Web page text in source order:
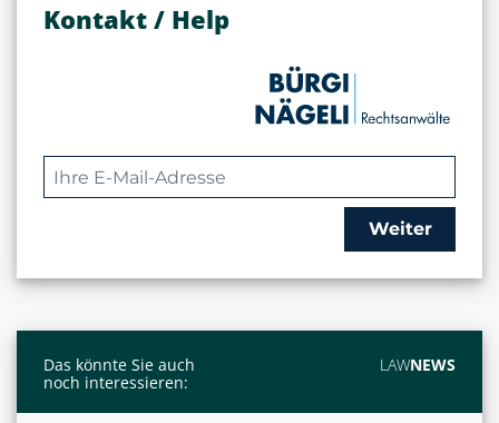
Kontakt / Help
Weiter
Das könnte Sie auch
noch interessieren:
LAWNEWS